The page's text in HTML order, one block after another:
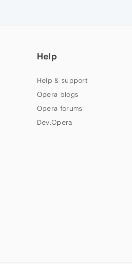
Help
Help & support
Opera blogs
Opera forums
Dev.Opera